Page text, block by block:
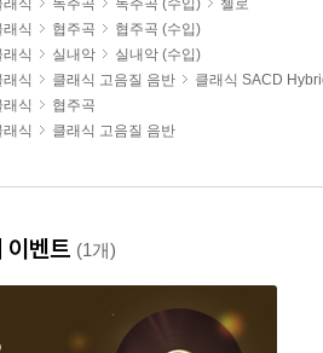
래식 독주곡 독주곡 (수입)
첼로
래식 협주곡
협주곡 (수입)
래식 실내악
실내악 (수입)
래식 클래식 고음질 음반
클래식 SACD
래식
협주곡
래식 클래식 고음질 음반
이벤트 (1개)